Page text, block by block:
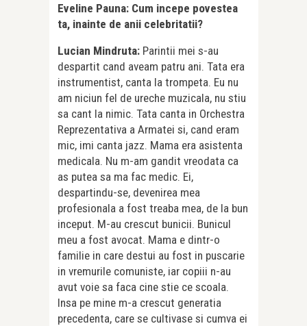
Eveline Pauna: Cum incepe povestea
ta, inainte de anii celebritatii?
Lucian Mindruta: Parintii mei s-au
despartit cand aveam patru ani. Tata era
instrumentist, canta la trompeta. Eu nu
am niciun fel de ureche muzicala, nu stiu
sa cant la nimic. Tata canta in Orchestra
Reprezentativa a Armatei si, cand eram
mic, imi canta jazz. Mama era asistenta
medicala. Nu m-am gandit vreodata ca
as putea sa ma fac medic. Ei,
despartindu-se, devenirea mea
profesionala a fost treaba mea, de la bun
inceput. M-au crescut bunicii. Bunicul
meu a fost avocat. Mama e dintr-o
familie in care destui au fost in puscarie
in vremurile comuniste, iar copiii n-au
avut voie sa faca cine stie ce scoala.
Insa pe mine m-a crescut generatia
precedenta, care se cultivase si cumva ei